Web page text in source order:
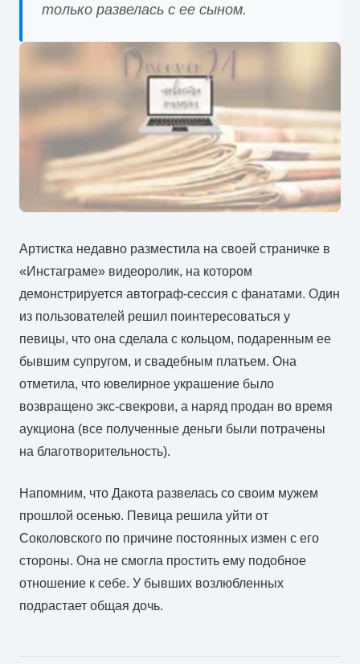
только развелась с ее сыном.
Артистка недавно разместила на своей страничке в
«Инстаграме» видеоролик, на котором
демонстрируется автограф-сессия с фанатами. Один
из пользователей решил поинтересоваться у
певицы, что она сделала с кольцом, подаренным ее
бывшим супругом, и свадебным платьем. Она
отметила, что ювелирное украшение было
возвращено экс-свекрови, а наряд продан во время
аукциона (все полученные деньги были потрачены
на благотворительность).
Напомним, что Дакота развелась со своим мужем
прошлой осенью. Певица решила уйти от
Соколовского по причине постоянных измен с его
стороны. Она не смогла простить ему подобное
отношение к себе. У бывших возлюбленных
подрастает общая дочь.